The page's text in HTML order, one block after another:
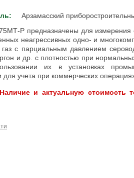
Арзамасский
Р предназначены для
неагрессивных одно- и
газ с парциальным давлением
и др. с плотностью при
их в установках
для учета при коммерческих
и актуальную стоимость